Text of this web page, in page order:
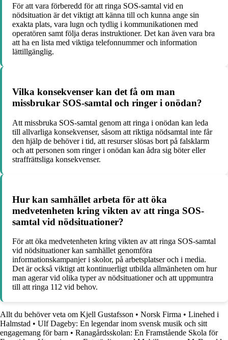
För att vara förberedd för att ringa SOS-samtal vid en
nödsituation är det viktigt att känna till och kunna ange sin
exakta plats, vara lugn och tydlig i kommunikationen med
operatören samt följa deras instruktioner. Det kan även vara bra
att ha en lista med viktiga telefonnummer och information
lättillgänglig.
Vilka konsekvenser kan det få om man
missbrukar SOS-samtal och ringer i onödan?
Att missbruka SOS-samtal genom att ringa i onödan kan leda
till allvarliga konsekvenser, såsom att riktiga nödsamtal inte får
den hjälp de behöver i tid, att resurser slösas bort på falsklarm
och att personen som ringer i onödan kan ådra sig böter eller
straffrättsliga konsekvenser.
Hur kan samhället arbeta för att öka
medvetenheten kring vikten av att ringa SOS-
samtal vid nödsituationer?
För att öka medvetenheten kring vikten av att ringa SOS-samtal
vid nödsituationer kan samhället genomföra
informationskampanjer i skolor, på arbetsplatser och i media.
Det är också viktigt att kontinuerligt utbilda allmänheten om hur
man agerar vid olika typer av nödsituationer och att uppmuntra
till att ringa 112 vid behov.
Allt du behöver veta om Kjell Gustafsson • Norsk Firma • Linehed i
Halmstad • Ulf Dageby: En legendar inom svensk musik och sitt
engagemang för barn • Ranagårdsskolan: En Framstående Skola för